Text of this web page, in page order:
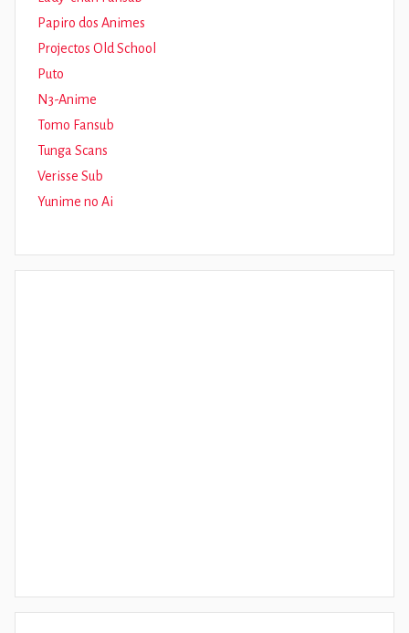
Papiro dos Animes
Projectos Old School
Puto
N3-Anime
Tomo Fansub
Tunga Scans
Verisse Sub
Yunime no Ai